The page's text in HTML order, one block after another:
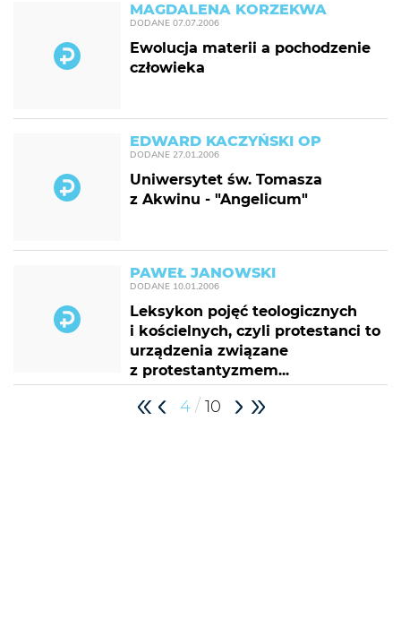
MAGDALENA KORZEKWA
DODANE 07.07.2006
Ewolucja materii a pochodzenie
człowieka
EDWARD KACZYŃSKI OP
DODANE 27.01.2006
Uniwersytet św. Tomasza
z Akwinu - "Angelicum"
PAWEŁ JANOWSKI
DODANE 10.01.2006
Leksykon pojęć teologicznych
i kościelnych, czyli protestanci to
urządzenia związane
z protestantyzmem...
4 / 10